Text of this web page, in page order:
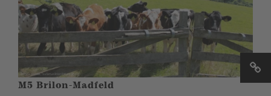
M5 Brilon-Madfeld